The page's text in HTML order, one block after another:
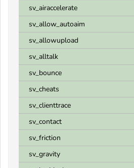
sv_airaccelerate
sv_allow_autoaim
sv_allowupload
sv_alltalk
sv_bounce
sv_cheats
sv_clienttrace
sv_contact
sv_friction
sv_gravity